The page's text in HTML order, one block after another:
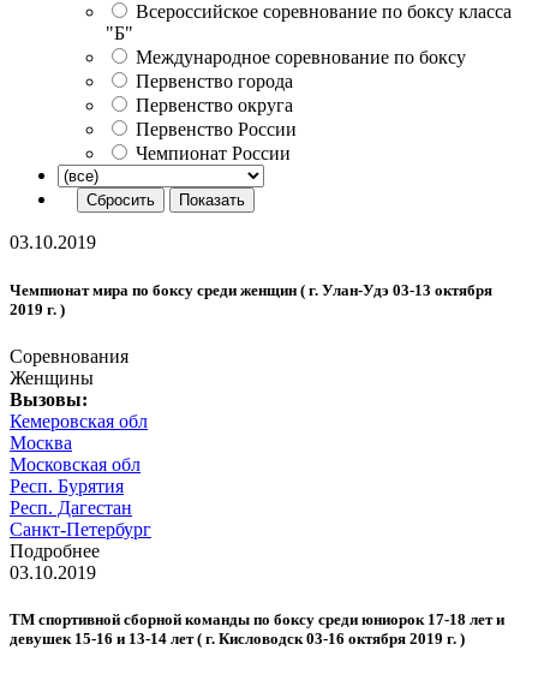
Всероссийское соревнование по боксу класса
"Б"
Международное соревнование по боксу
Первенство города
Первенство округа
Первенство России
Чемпионат России
03.10.2019
Чемпионат мира по боксу среди женщин ( г. Улан-Удэ 03-13 октября
2019 г. )
Соревнования
Женщины
Вызовы:
Кемеровская обл
Москва
Московская обл
Респ. Бурятия
Респ. Дагестан
Санкт-Петербург
Подробнее
03.10.2019
ТМ спортивной сборной команды по боксу среди юниорок 17-18 лет и
девушек 15-16 и 13-14 лет ( г. Кисловодск 03-16 октября 2019 г. )